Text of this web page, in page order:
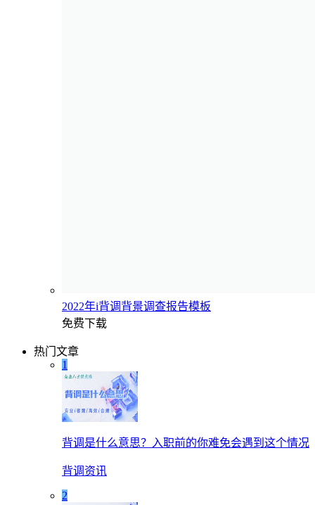
2022年i背调背景调查报告模板
免费下载
热门文章
1
背调是什么意思？入职前的你难免会遇到这个情况
背调资讯
2